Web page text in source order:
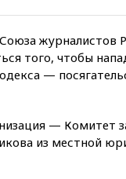
журналистов
того, чтобы
—
— Комитет
из местной